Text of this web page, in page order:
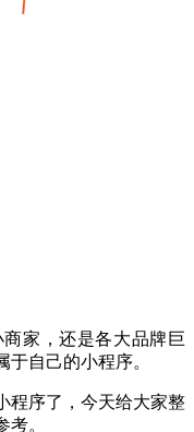
家，还是各大品牌巨
自己的小程序。
程序了，今天给大家整
。